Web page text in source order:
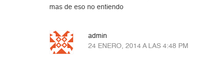
mas de eso no entiendo
admin
24 ENERO, 2014 A LAS 4:48 PM